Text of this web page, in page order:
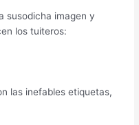
susodicha imagen y
los tuiteros:
las inefables etiquetas,